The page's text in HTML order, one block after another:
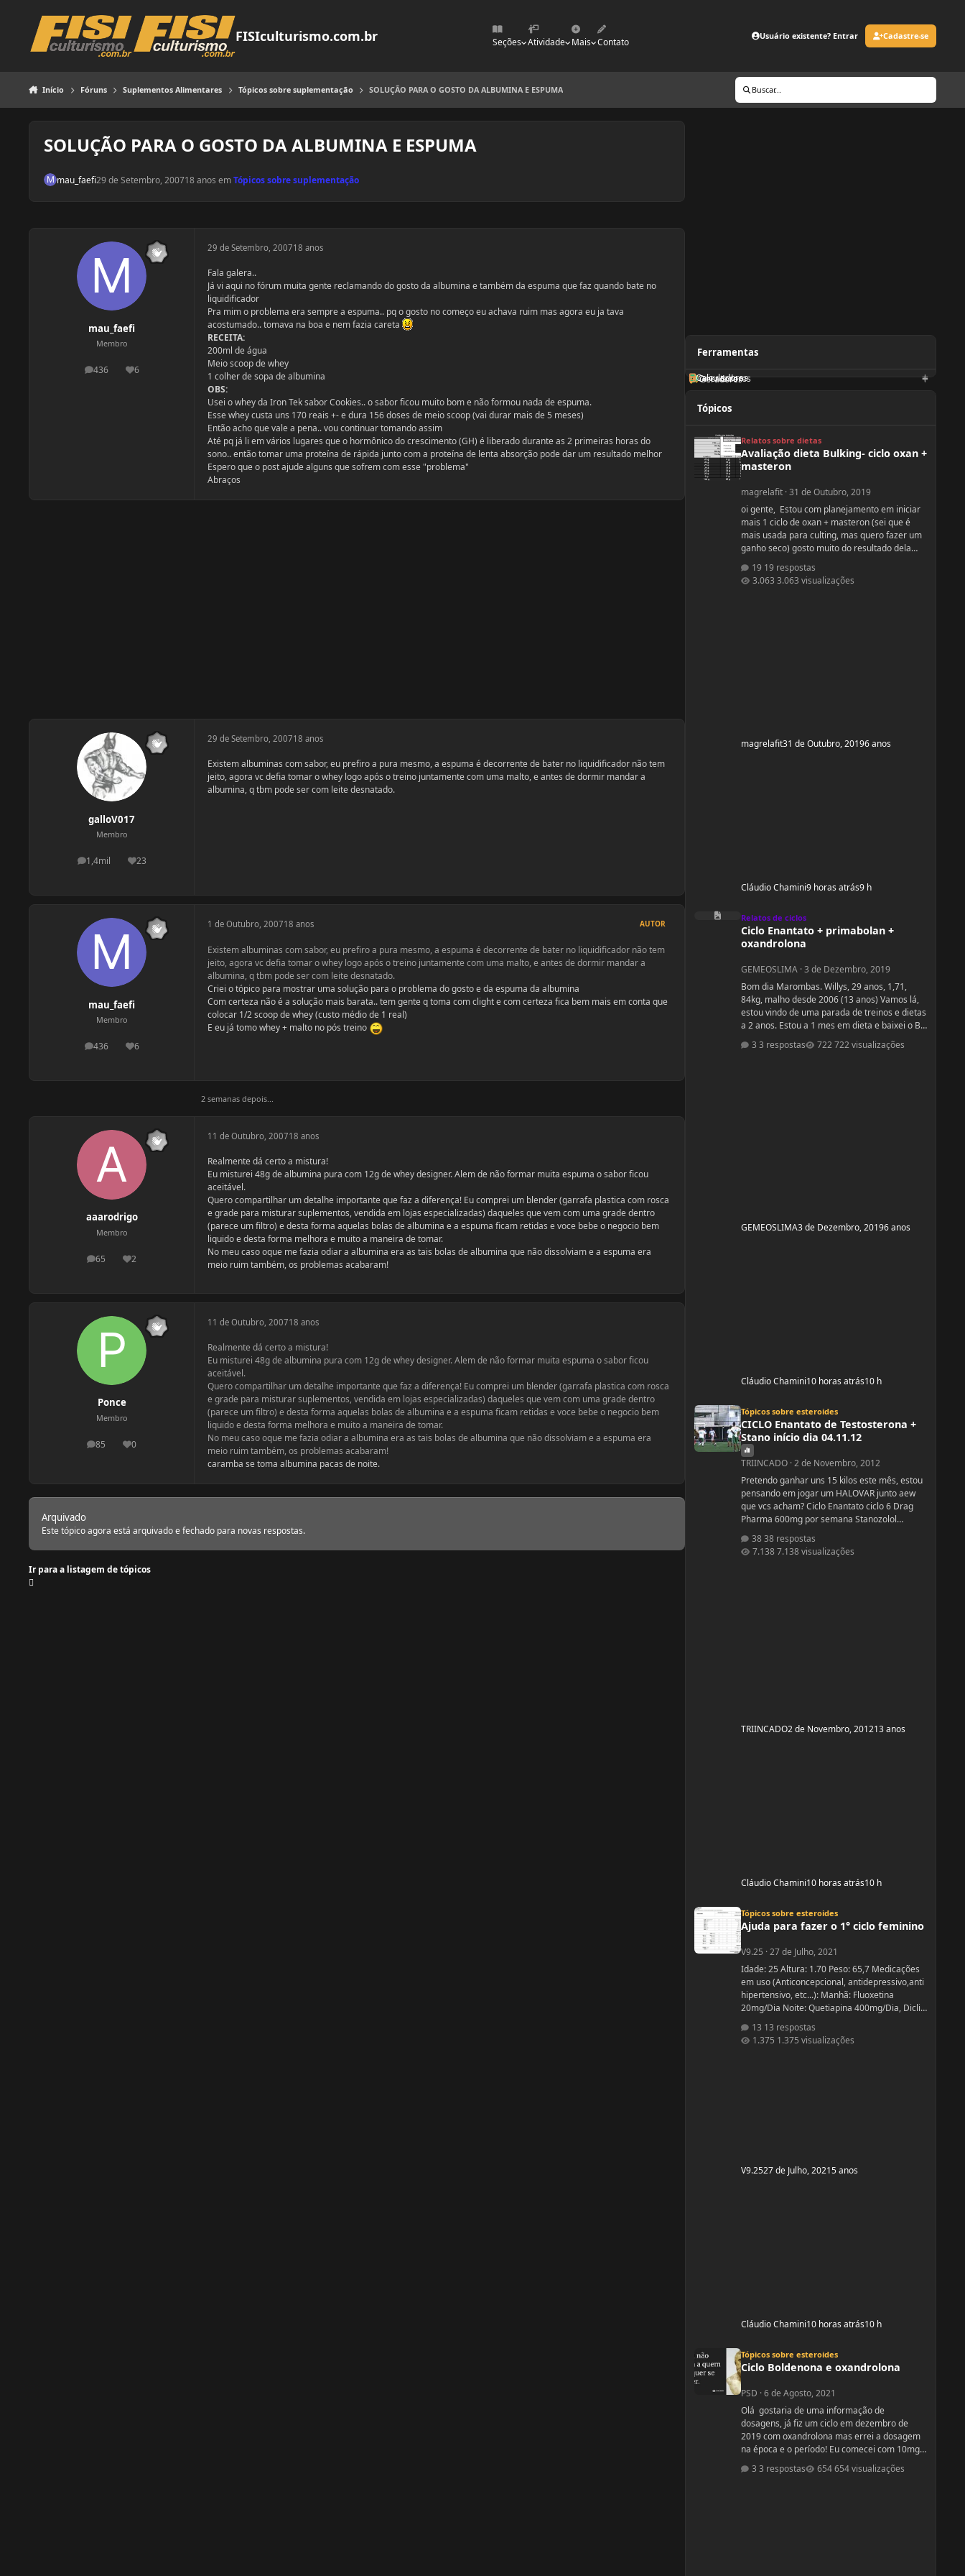
FISIculturismo.com.br Seções Atividade Mais Contato
Usuário existente? Entrar Cadastre-se
Início Fóruns Suplementos Alimentares Tópicos sobre suplementação SOLUÇÃO PARA O GOSTO DA ALBUMINA E ESPUMA Buscar...
SOLUÇÃO PARA O GOSTO DA ALBUMINA E ESPUMA
mau_faefi29 de Setembro, 200718 anos emTópicos sobre suplementação
mau_faefi
Membro
436
postagens6
Reputação
29 de Setembro, 200718 anos
Fala galera..
Já vi aqui no fórum muita gente reclamando do gosto da albumina e também da espuma que faz quando bate no
liquidificador
Pra mim o problema era sempre a espuma.. pq o gosto no começo eu achava ruim mas agora eu ja tava
acostumado.. tomava na boa e nem fazia careta
RECEITA:
200ml de água
Meio scoop de whey
1 colher de sopa de albumina
OBS:
Usei o whey da Iron Tek sabor Cookies.. o sabor ficou muito bom e não formou nada de espuma.
Esse whey custa uns 170 reais +- e dura 156 doses de meio scoop (vai durar mais de 5 meses)
Então acho que vale a pena.. vou continuar tomando assim
Até pq já li em vários lugares que o hormônico do crescimento (GH) é liberado durante as 2 primeiras horas do
sono.. então tomar uma proteína de rápida junto com a proteína de lenta absorção pode dar um resultado melhor
Espero que o post ajude alguns que sofrem com esse "problema"
Abraços
galloV017
Membro
1,4mil
postagens23
Reputação
29 de Setembro, 200718 anos
Existem albuminas com sabor, eu prefiro a pura mesmo, a espuma é decorrente de bater no liquidificador não tem
jeito, agora vc defia tomar o whey logo após o treino juntamente com uma malto, e antes de dormir mandar a
albumina, q tbm pode ser com leite desnatado.
mau_faefi
Membro
436
postagens6
Reputação
1 de Outubro, 200718 anos AUTOR
Existem albuminas com sabor, eu prefiro a pura mesmo, a espuma é decorrente de bater no liquidificador não tem
jeito, agora vc defia tomar o whey logo após o treino juntamente com uma malto, e antes de dormir mandar a
albumina, q tbm pode ser com leite desnatado.
Criei o tópico para mostrar uma solução para o problema do gosto e da espuma da albumina
Com certeza não é a solução mais barata.. tem gente q toma com clight e com certeza fica bem mais em conta que
colocar 1/2 scoop de whey (custo médio de 1 real)
E eu já tomo whey + malto no pós treino
2 semanas depois...
aaarodrigo
Membro
65
postagens
2
Reputação
11 de Outubro, 200718 anos
Realmente dá certo a mistura!
Eu misturei 48g de albumina pura com 12g de whey designer. Alem de não formar muita espuma o sabor ficou
aceitável.
Quero compartilhar um detalhe importante que faz a diferença! Eu comprei um blender (garrafa plastica com rosca
e grade para misturar suplementos, vendida em lojas especializadas) daqueles que vem com uma grade dentro
(parece um filtro) e desta forma aquelas bolas de albumina e a espuma ficam retidas e voce bebe o negocio bem
liquido e desta forma melhora e muito a maneira de tomar.
No meu caso oque me fazia odiar a albumina era as tais bolas de albumina que não dissolviam e a espuma era
meio ruim também, os problemas acabaram!
Ponce
Membro
85
postagens
0
Reputação
11 de Outubro, 200718 anos
Realmente dá certo a mistura!
Eu misturei 48g de albumina pura com 12g de whey designer. Alem de não formar muita espuma o sabor ficou
aceitável.
Quero compartilhar um detalhe importante que faz a diferença! Eu comprei um blender (garrafa plastica com rosca
e grade para misturar suplementos, vendida em lojas especializadas) daqueles que vem com uma grade dentro
(parece um filtro) e desta forma aquelas bolas de albumina e a espuma ficam retidas e voce bebe o negocio bem
liquido e desta forma melhora e muito a maneira de tomar.
No meu caso oque me fazia odiar a albumina era as tais bolas de albumina que não dissolviam e a espuma era
meio ruim também, os problemas acabaram!
caramba se toma albumina pacas de noite.
Arquivado
Este tópico agora está arquivado e fechado para novas respostas.
Ir para a listagem de tópicos
Ferramentas
Geradores
Orientadores
Calculadoras
Tópicos
Relatos sobre dietas
Avaliação dieta Bulking- ciclo oxan +
masteron
magrelafit·31 de Outubro, 2019
oi gente, Estou com planejamento em iniciar
mais 1 ciclo de oxan + masteron (sei que é
mais usada para culting, mas quero fazer um
ganho seco) gosto muito do resultado dela
2 ciclos de oxandrolona 1 em 2016(6
semanas) e outro 2017.(6 semanas) , mas o
19 respostas
3.063 visualizações
magrelafit31 de Outubro, 20196 anos
Cláudio Chamini9 horas atrás9 h
Ciclo Enantato + primabolan + oxandrolona
Relatos de ciclos
Ciclo Enantato + primabolan +
oxandrolona
GEMEOSLIMA·3 de Dezembro, 2019
Bom dia Marombas. Willys, 29 anos, 1,71,
84kg, malho desde 2006 (13 anos) Vamos lá,
estou vindo de uma parada de treinos e dietas
a 2 anos. Estou a 1 mes em dieta e baixei o BF
ano que vem se tudo ocorrer bem até abril.
3 respostas 722 visualizações
GEMEOSLIMA3 de Dezembro, 20196 anos
Cláudio Chamini10 horas atrás10 h
Tópicos sobre esteroides
CICLO Enantato de Testosterona +
Stano início dia 04.11.12
TRIINCADO·2 de Novembro, 2012
Pretendo ganhar uns 15 kilos este mês, estou
pensando em jogar um HALOVAR junto aew
que vcs acham? Ciclo Enantato ciclo 6 Drag
Pharma 600mg por semana Stanozolol
38 respostas
7.138 visualizações
TRIINCADO2 de Novembro, 201213 anos
Cláudio Chamini10 horas atrás10 h
Tópicos sobre esteroides
Ajuda para fazer o 1° ciclo feminino
V9.25 ·27 de Julho, 2021
Idade: 25 Altura: 1.70 Peso: 65,7 Medicações
em uso (Anticoncepcional, antidepressivo,anti
hipertensivo, etc...): Manhã: Fluoxetina
20mg/Dia Noite: Quetiapina 400mg/Dia, Diclin
Cabergolina 0,5mg Problemas de Saúde e
história de cirurgias: Frequentemente tenho
13 respostas
1.375 visualizações
V9.2527 de Julho, 20215 anos
Cláudio Chamini10 horas atrás10 h
Tópicos sobre esteroides
Ciclo Boldenona e oxandrolona
PSD ·6 de Agosto, 2021
Olá gostaria de uma informação de
dosagens, já fiz um ciclo em dezembro de
2019 com oxandrolona mas errei a dosagem
na época e o período! Eu comecei com 10mg e
fui aumentando e acabei tomando
60mg porque entendi errado foram 4
3 respostas 654 visualizações